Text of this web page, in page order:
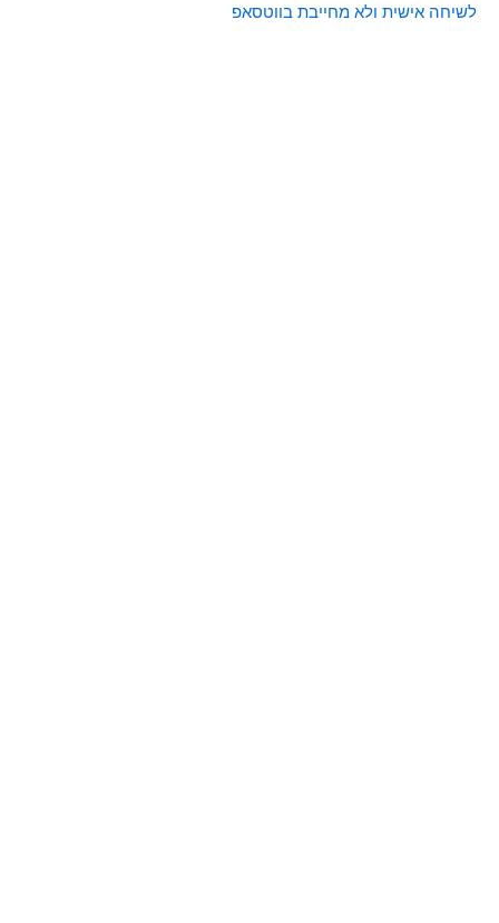
לשיחה אישית ולא מחייבת בווטסאפ